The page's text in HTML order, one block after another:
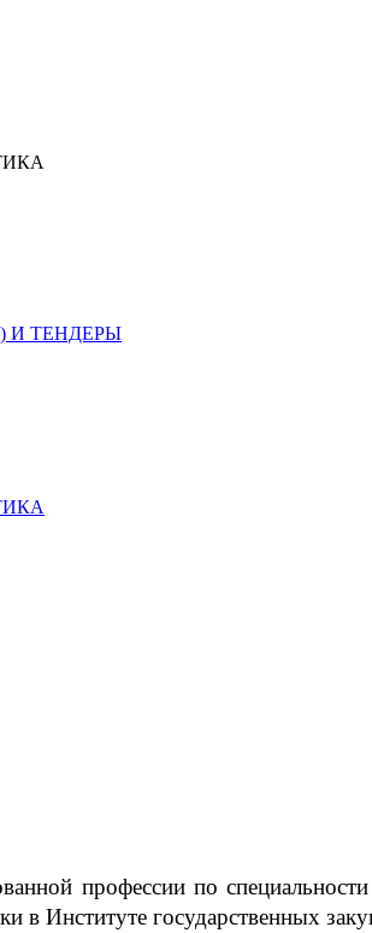
И ТЕНДЕРЫ
профессии по
в Институте государственных